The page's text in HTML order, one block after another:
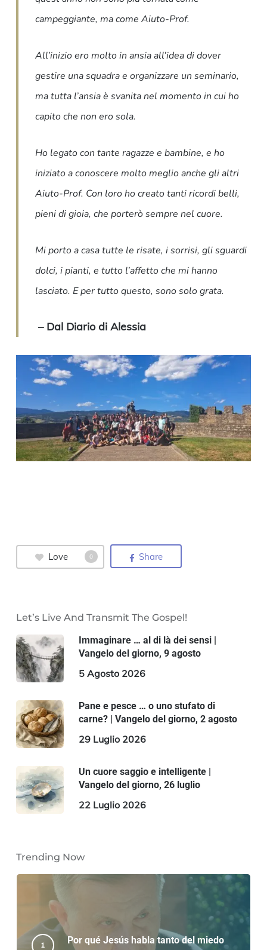
campeggiante, ma come Aiuto-Prof.
All’inizio ero molto in ansia all’idea di dover
gestire una squadra e organizzare un seminario,
ma tutta l’ansia è svanita nel momento in cui ho
capito che non ero sola.
Ho legato con tante ragazze e bambine, e ho
iniziato a conoscere molto meglio anche gli altri
Aiuto-Prof. Con loro ho creato tanti ricordi belli,
pieni di gioia, che porterò sempre nel cuore.
Mi porto a casa tutte le risate, i sorrisi, gli sguardi
dolci, i pianti, e tutto l’affetto che mi hanno
lasciato. E per tutto questo, sono solo grata.
– Dal Diario di Alessia
Love 0 Share
Let’s Live And Transmit The Gospel!
Immaginare … al di là dei sensi |
Vangelo del giorno, 9 agosto
5 Agosto 2026
Pane e pesce … o uno stufato di
carne? | Vangelo del giorno, 2 agosto
29 Luglio 2026
Un cuore saggio e intelligente |
Vangelo del giorno, 26 luglio
22 Luglio 2026
Trending Now
Por qué Jesús habla tanto del miedo